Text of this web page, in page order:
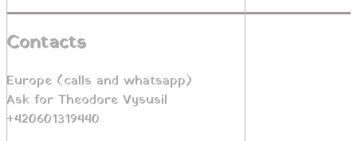
Contacts
Europe (calls and whatsapp)
Ask for Theodore Vysusil
+420601319440